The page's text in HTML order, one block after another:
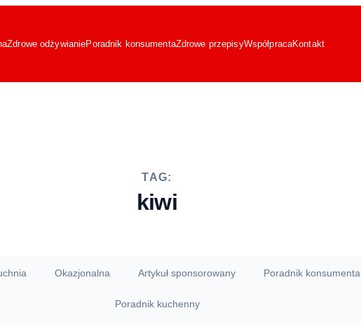
Zdrowe odżywianiePoradnik konsumentaZdrowe przepisyWspółpracaKontakt
TAG:
kiwi
Okazjonalna Artykuł sponsorowany Poradnik konsumenta
Poradnik kuchenny